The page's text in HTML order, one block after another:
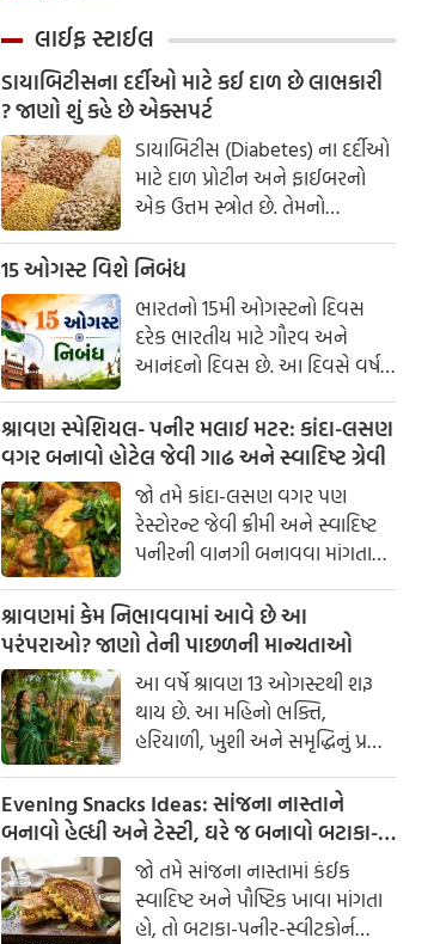
છોકરી -
લાઈફ સ્ટાઈલ
ડાયાબિટીસના દર્દીઓ માટે કઈ દાળ છે લાભકારી
? જાણો શું કહે છે એક્સપર્ટ
ડાયાબિટીસ (Diabetes) ના દર્દીઓ
માટે દાળ પ્રોટીન અને ફાઈબરનો
એક ઉત્તમ સ્ત્રોત છે. તેમનો
ગ્લાયસેમિક ઇન્ડેક્સ (GI) ઓછો
હોય છે, જેનો અર્થ છે કે તે લોહીમાં
શુગરના સ્તરને એકાએક વધારતી
નથી. AIIMS ના ડોક્ટર પાસેથી
જાણો કઈ દાળ સૌથી શ્રેષ્ઠ છે.
15 ઓગસ્ટ વિશે નિબંધ
ભારતનો 15મી ઓગસ્ટનો દિવસ
દરેક ભારતીય માટે ગૌરવ અને
આનંદનો દિવસ છે. આ દિવસે વર્ષ
1947માં ભારતે લગભગ 200 વર્ષના
બ્રિટિશ શાસનમાંથી આઝાદી મેળવી
હતી. સ્વતંત્રતા દિવસ આપણને દેશ
માટે બલિદાન આપનારા અસંખ્ય
સ્વાતંત્ર્ય સેનાનીઓના ત્યાગ અને
શૌર્યની યાદ અપાવે છે. આ દિવસ
માત્ર ઉજવણીનો જ નહીં, પરંતુ
દેશપ્રેમ અને રાષ્ટ્રપ્રતિની ફરજો
નિભાવવાનો સંકલ્પ લેવાનો પણ
દિવસ છે.
શ્રાવણ સ્પેશિયલ- પનીર મલાઈ મટર: કાંદા-લસણ
વગર બનાવો હોટેલ જેવી ગાઢ અને સ્વાદિષ્ટ ગ્રેવી
જો તમે કાંદા-લસણ વગર પણ
રેસ્ટોરન્ટ જેવી ક્રીમી અને સ્વાદિષ્ટ
પનીરની વાનગી બનાવવા માંગતા
હો, તો આ પનીર મલાઈ મટર રેસીપી
જરૂર અજમાવો. કાજુ અને ટામેટાની
પેસ્ટ ગ્રેવીને ગાઢ અને રિચ સ્વાદ
આપે છે.
શ્રાવણમાં કેમ નિભાવવામાં આવે છે આ
પરંપરાઓ? જાણો તેની પાછળની માન્યતાઓ
આ વર્ષે શ્રાવણ 13 ઓગસ્ટથી શરૂ
થાય છે. આ મહિનો ભક્તિ,
હરિયાળી, ખુશી અને સમૃદ્ધિનું પ્રતીક
માનવામાં આવે છે. આ સમય
દરમિયાન ગામડાઓમાં એક સમયે
ઝૂલા બાંધવામાં આવતા હતા અને
લોકગીતો ગવાતા હતા. જોકે,
Evening Snacks Ideas: સાંજના નાસ્તાને
બનાવો હેલ્ધી અને ટેસ્ટી, ઘરે જ બનાવો બટાકા-
પનીર-સ્વીટકોર્ન સેન્ડવિચજો તમે સાંજના નાસ્તામાં કંઈક
સ્વાદિષ્ટ અને પૌષ્ટિક ખાવા માંગતા
હો, તો બટાકા-પનીર-સ્વીટકોર્ન